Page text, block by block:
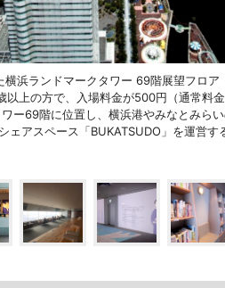
浜ランドマークタワー 69階展望フロ
以上の方で、入場料金が500円（通常料
ー69階に位置し、横浜港やみなとみら
ェアスペース「BUKATSUDO」を運営